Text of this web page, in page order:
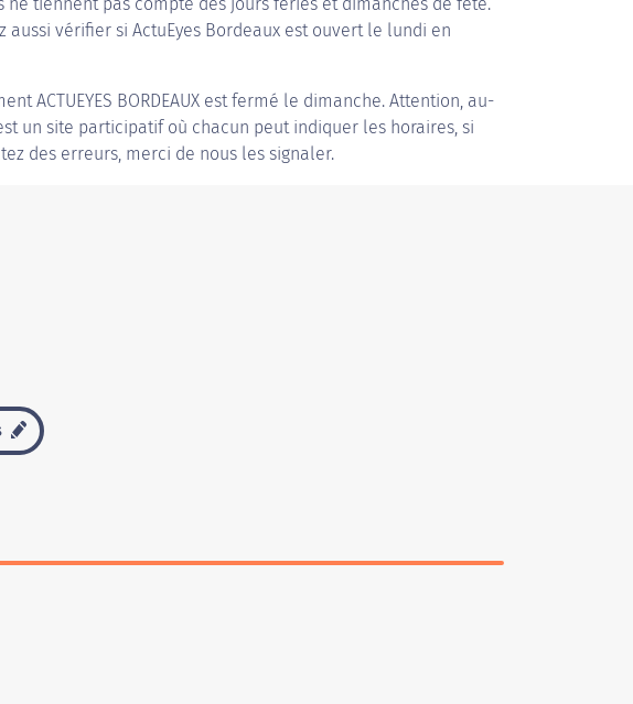
aussi vérifier si ActuEyes Bordeaux est ouvert le lundi en
ACTUEYES BORDEAUX est fermé le dimanche. Attention, au-
un site participatif où chacun peut indiquer les horaires, si
des erreurs, merci de nous les signaler.